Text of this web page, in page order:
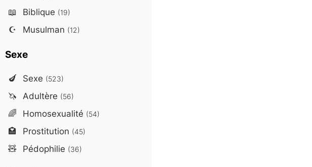
📖 Biblique (19)
☪️ Musulman (12)
Sexe
🍆 Sexe (523)
🦄 Adultère (56)
🌈 Homosexualité (54)
🏩 Prostitution (45)
🧸 Pédophilie (36)